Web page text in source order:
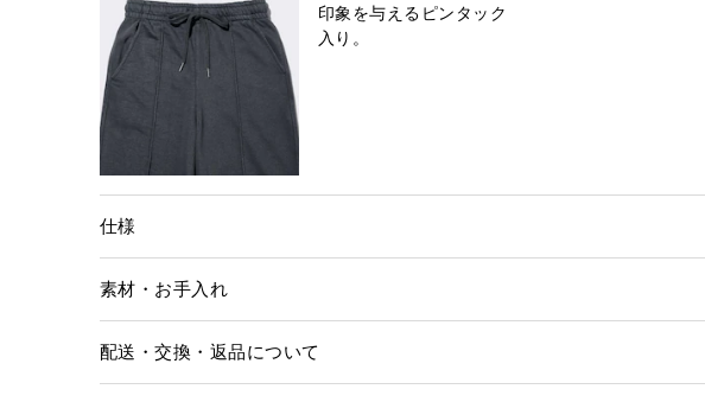
印象を与えるピンタック
入り。
仕様
素材・お手入れ
配送・交換・返品について